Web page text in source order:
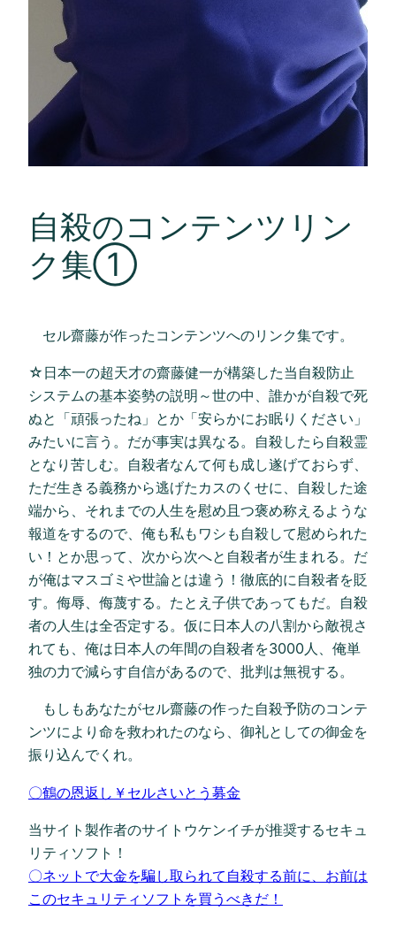
自殺のコンテンツリン
ク集①
セル齋藤が作ったコンテンツへのリンク集です。
☆日本一の超天才の齋藤健一が構築した当自殺防止
システムの基本姿勢の説明～世の中、誰かが自殺で死
ぬと「頑張ったね」とか「安らかにお眠りください」
みたいに言う。だが事実は異なる。自殺したら自殺霊
となり苦しむ。自殺者なんて何も成し遂げておらず、
ただ生きる義務から逃げたカスのくせに、自殺した途
端から、それまでの人生を慰め且つ褒め称えるような
報道をするので、俺も私もワシも自殺して慰められた
い！とか思って、次から次へと自殺者が生まれる。だ
が俺はマスゴミや世論とは違う！徹底的に自殺者を貶
す。侮辱、侮蔑する。たとえ子供であってもだ。自殺
者の人生は全否定する。仮に日本人の八割から敵視さ
れても、俺は日本人の年間の自殺者を3000人、俺単
独の力で減らす自信があるので、批判は無視する。
もしもあなたがセル齋藤の作った自殺予防のコンテ
ンツにより命を救われたのなら、御礼としての御金を
振り込んでくれ。
〇鶴の恩返し￥セルさいとう募金
当サイト製作者のサイトウケンイチが推奨するセキュ
リティソフト！
〇ネットで大金を騙し取られて自殺する前に、お前は
このセキュリティソフトを買うべきだ！